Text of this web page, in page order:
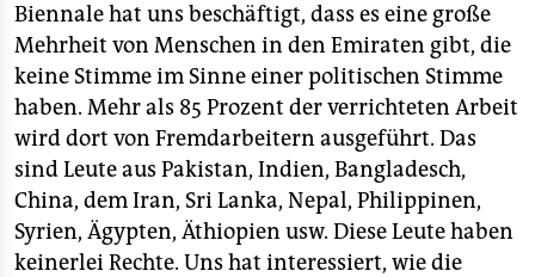
Biennale hat uns beschäftigt, dass es eine große
Mehrheit von Menschen in den Emiraten gibt, die
keine Stimme im Sinne einer politischen Stimme
haben. Mehr als 85 Prozent der verrichteten Arbeit
wird dort von Fremdarbeitern ausgeführt. Das
sind Leute aus Pakistan, Indien, Bangladesch,
China, dem Iran, Sri Lanka, Nepal, Philippinen,
Syrien, Ägypten, Äthiopien usw. Diese Leute haben
keinerlei Rechte. Uns hat interessiert, wie die